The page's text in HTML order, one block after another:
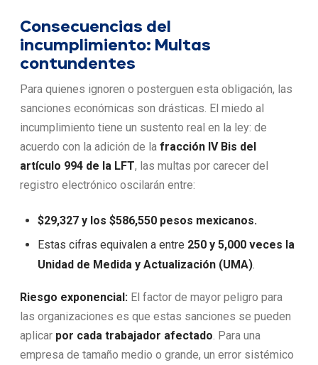
Consecuencias del
incumplimiento: Multas
contundentes
Para quienes ignoren o posterguen esta obligación, las
sanciones económicas son drásticas. El miedo al
incumplimiento tiene un sustento real en la ley: de
acuerdo con la adición de la fracción IV Bis del
artículo 994 de la LFT, las multas por carecer del
registro electrónico oscilarán entre:
$29,327 y los $586,550 pesos mexicanos.
Estas cifras equivalen a entre 250 y 5,000 veces la
Unidad de Medida y Actualización (UMA).
Riesgo exponencial: El factor de mayor peligro para
las organizaciones es que estas sanciones se pueden
aplicar por cada trabajador afectado. Para una
empresa de tamaño medio o grande, un error sistémico